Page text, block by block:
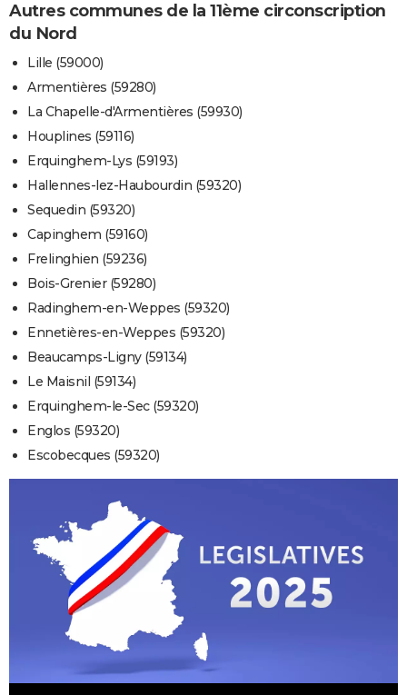
Autres communes de la 11ème circonscription
du Nord
Lille (59000)
Armentières (59280)
La Chapelle-d'Armentières (59930)
Houplines (59116)
Erquinghem-Lys (59193)
Hallennes-lez-Haubourdin (59320)
Sequedin (59320)
Capinghem (59160)
Frelinghien (59236)
Bois-Grenier (59280)
Radinghem-en-Weppes (59320)
Ennetières-en-Weppes (59320)
Beaucamps-Ligny (59134)
Le Maisnil (59134)
Erquinghem-le-Sec (59320)
Englos (59320)
Escobecques (59320)